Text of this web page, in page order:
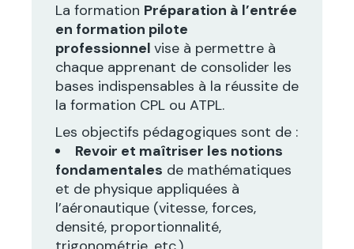
La formation Préparation à l’entrée
en formation pilote
professionnel vise à permettre à
chaque apprenant de consolider les
bases indispensables à la réussite de
la formation CPL ou ATPL.
Les objectifs pédagogiques sont de :
Revoir et maîtriser les notions
fondamentales de mathématiques
et de physique appliquées à
l’aéronautique (vitesse, forces,
densité, proportionnalité,